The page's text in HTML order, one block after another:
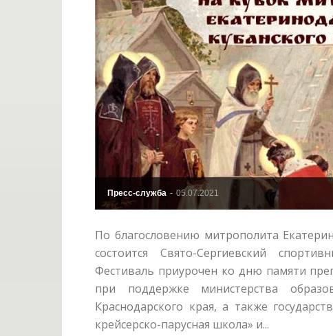
Пресс-служба - 05.07.2021
По благословению митрополита
состоится Свято-Сергиевский
Фестиваль приурочен ко дню памяти
при поддержке министерства
Краснодарского края, а также
крейсерско-парусная школа» и...